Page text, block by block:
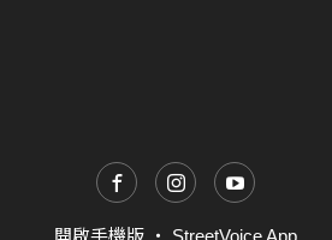
開啟手機版 ・ StreetVoice App